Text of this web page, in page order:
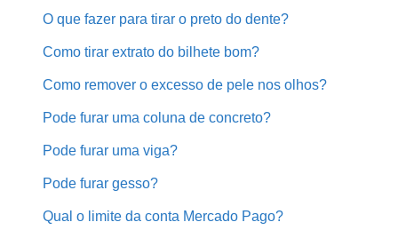
O que fazer para tirar o preto do dente?
Como tirar extrato do bilhete bom?
Como remover o excesso de pele nos olhos?
Pode furar uma coluna de concreto?
Pode furar uma viga?
Pode furar gesso?
Qual o limite da conta Mercado Pago?